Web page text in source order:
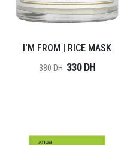
I'M FROM | RICE MASK
380 DH 330 DH